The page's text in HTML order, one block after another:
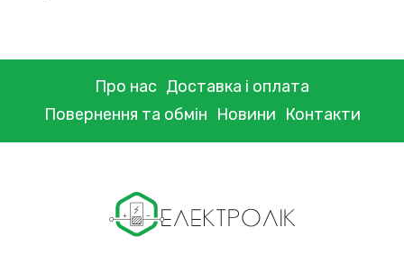
Про нас Доставка і оплата
Повернення та обмін Новини Контакти